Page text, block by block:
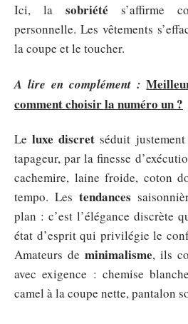
Ici, la sobriété s’affirme
personnelle. Les vêtements
la coupe et le toucher.
A lire en complément :
comment choisir la numéro un ?
Leluxe discret séduit
tapageur, par la finesse
cachemire, laine froide, coton
tempo. Les tendances
plan : c’est l’élégance discrète
état d’esprit qui privilégie le
Amateurs de minimalisme, ils
avec exigence : chemise
camel à la coupe nette, pantalon